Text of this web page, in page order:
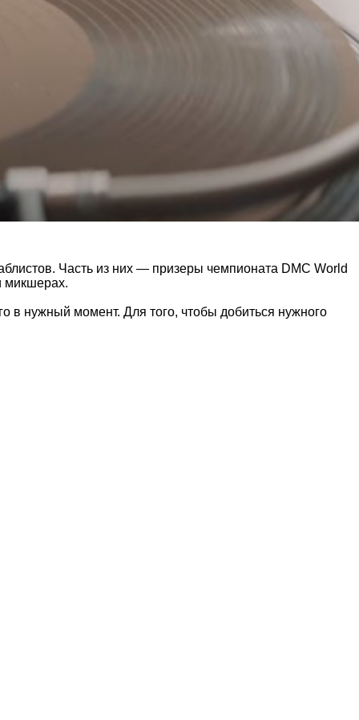
Часть из них — призеры чемпионата DMC World
микшерах.
в нужный момент. Для того, чтобы добиться нужного